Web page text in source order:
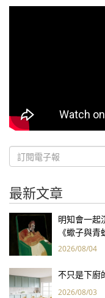
最新文章
明知會一起
《蠍子與
2026/08/04
不只是下廚
2026/08/03